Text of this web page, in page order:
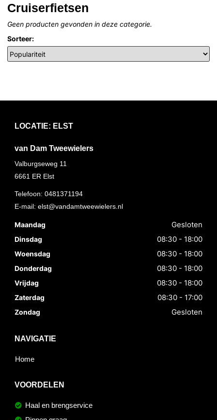
Cruiserfietsen
Geen producten gevonden in deze categorie.
Sorteer:
LOCATIE: ELST
van Dam Tweewielers
Valburgseweg 11
6661 ER Elst
Telefoon: 0481371194
E-mail: elst@vandamtweewielers.nl
Maandag Gesloten
Dinsdag 08:30 - 18:00
Woensdag 08:30 - 18:00
Donderdag 08:30 - 18:00
Vrijdag 08:30 - 18:00
Zaterdag 08:30 - 17:00
Zondag Gesloten
NAVIGATIE
Home
VOORDELEN
Haal en brengservice